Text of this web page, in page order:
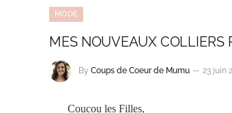
MODE
MES NOUVEAUX COLLIERS
By Coups de Coeur de Mumu 23 juin
Coucou les Filles,